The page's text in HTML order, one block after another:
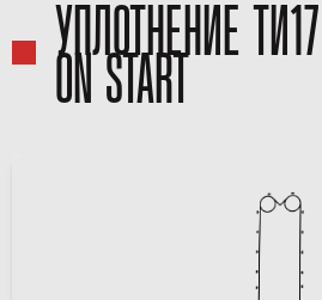
УПЛОТНЕНИЕ
ON START